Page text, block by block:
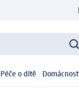
Péče o dítě Domácnost